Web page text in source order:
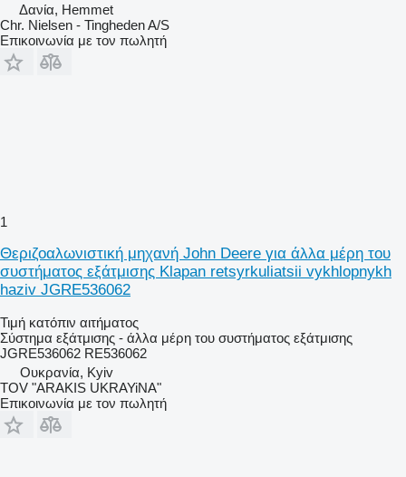
Δανία, Hemmet
Chr. Nielsen - Tingheden A/S
Επικοινωνία με τον πωλητή
1
Θεριζοαλωνιστική μηχανή John Deere για άλλα μέρη του
συστήματος εξάτμισης Klapan retsyrkuliatsii vykhlopnykh
haziv JGRE536062
Τιμή κατόπιν αιτήματος
Σύστημα εξάτμισης - άλλα μέρη του συστήματος εξάτμισης
JGRE536062 RE536062
Ουκρανία, Kyiv
TOV "ARAKIS UKRAYiNA"
Επικοινωνία με τον πωλητή